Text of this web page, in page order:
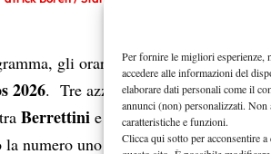
Per fornire le migliori esperienze,
accedere alle informazioni del
elaborare dati personali come il
annunci (non) personalizzati.
caratteristiche e funzioni.
Clicca qui sotto per acconsentire
gli orari e l’ordine di gioco di
2026. Tre azzurri in campo con
Berrettini e Arnaldiche vale un
la numero uno al mondoAryna